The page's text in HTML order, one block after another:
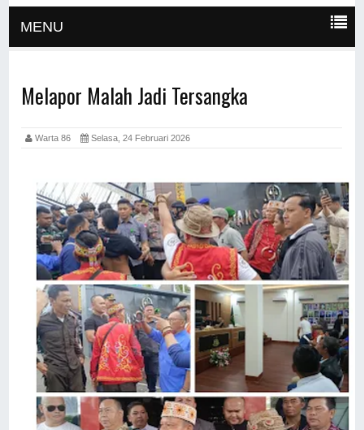
MENU
Melapor Malah Jadi Tersangka
Warta 86 Selasa, 24 Februari 2026